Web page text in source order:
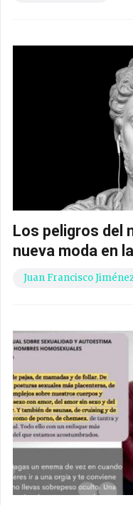
Los peligros del
nueva moda en
Juan Francisco